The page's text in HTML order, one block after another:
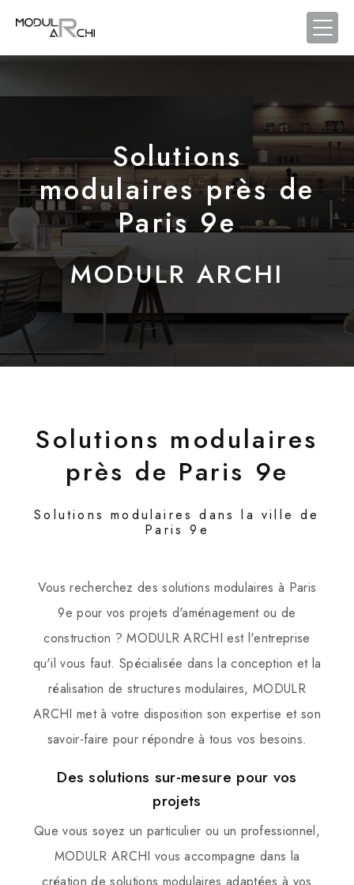
Solutions
modulaires près de
Paris 9e
MODULR ARCHI
Solutions modulaires
près de Paris 9e
Solutions modulaires dans la ville de
Paris 9e
Vous recherchez des solutions modulaires à Paris
9e pour vos projets d'aménagement ou de
construction ? MODULR ARCHI est l'entreprise
qu'il vous faut. Spécialisée dans la conception et la
réalisation de structures modulaires, MODULR
ARCHI met à votre disposition son expertise et son
savoir-faire pour répondre à tous vos besoins.
Des solutions sur-mesure pour vos
projets
Que vous soyez un particulier ou un professionnel,
MODULR ARCHI vous accompagne dans la